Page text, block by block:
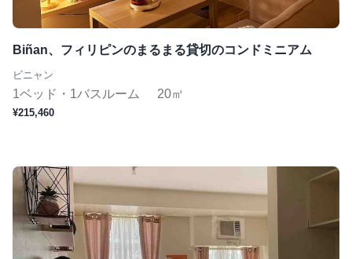
Biñan、フィリピンのまるまる貸切のコンドミニアム
ビニャン
1ベッド・1バスルーム 20㎡
¥215,460